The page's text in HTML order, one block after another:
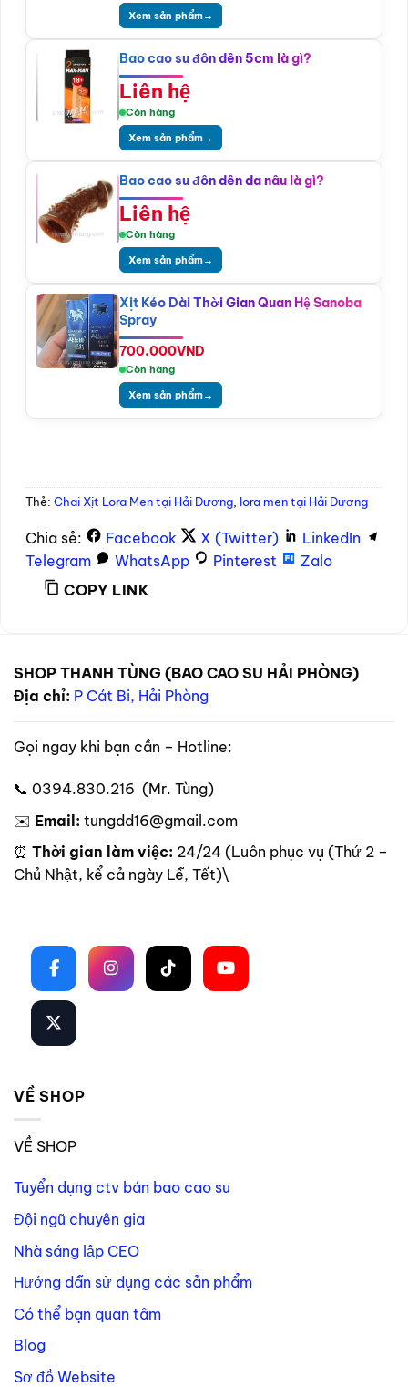
Xem sản phẩm→
Bao cao su đôn dên 5cm là gì?
Liên hệ
Còn hàng
Xem sản phẩm→
Bao cao su đôn dên da nâu là gì?
Liên hệ
Còn hàng
Xem sản phẩm→
Xịt Kéo Dài Thời Gian Quan Hệ Sanoba
Spray
700.000VND
Còn hàng
Xem sản phẩm→
Thẻ: Chai Xịt Lora Men tại Hải Dương lora men tại Hải Dương
Chia sẻ: Facebook X (Twitter)
LinkedIn
Telegram
WhatsApp Pinterest
Zalo
COPY LINK
SHOP THANH TÙNG (BAO CAO SU HẢI PHÒNG)
Địa chỉ: P Cát Bi, Hải Phòng
Gọi ngay khi bạn cần – Hotline:
📞 0394.830.216 (Mr. Tùng)
✉️ Email: tungdd16@gmail.com
⏰ Thời gian làm việc: 24/24 (Luôn phục vụ (Thứ 2 –
Chủ Nhật, kể cả ngày Lễ, Tết)\
VỀ SHOP
VỀ SHOP
Tuyển dụng ctv bán bao cao su
Đội ngũ chuyên gia
Nhà sáng lập CEO
Hướng dẫn sử dụng các sản phẩm
Có thể bạn quan tâm
Blog
Sơ đồ Website